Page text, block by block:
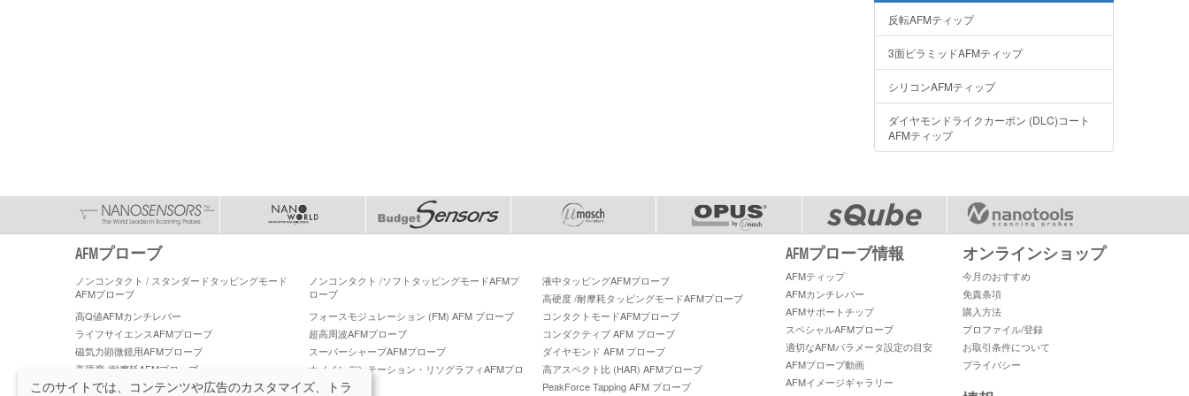
反転AFMティップ
3面ピラミッドAFMティップ
シリコンAFMティップ
ダイヤモンドライクカーボン (DLC)コート
AFMティップ
AFMプローブ
ノンコンタクト / スタンダードタッピングモード
AFMプローブ
ノンコンタクト /ソフトタッピングモードAFMプ
ローブ
液中タッピングAFMプローブ
高硬度 /耐摩耗タッピングモードAFMプローブ
高Q値AFMカンチレバー
フォースモジュレーション (FM) AFM プローブ
コンタクトモードAFMプローブ
ライフサイエンスAFMプローブ
超高周波AFMプローブ
コンダクティブ AFM プローブ
磁気力顕微鏡用AFMプローブ
スーパーシャープAFMプローブ
ダイヤモンド AFM プローブ
高硬度 /耐摩耗AFMプローブ
ナノインデンテーション・リソグラフィAFMプロ
ーブ
高アスペクト比 (HAR) AFMプローブ
PeakForce Tapping AFM プローブ
AFMプローブ情報
AFMティップ
AFMカンチレバー
AFMサポートチップ
スペシャルAFMプローブ
適切なAFMパラメータ設定の目安
AFMプローブ動画
AFMイメージギャラリー
オンラインショップ
今月のおすすめ
免責条項
購入方法
プロファイル/登録
お取引条件について
プライバシー
このサイトでは、コンテンツや広告のカスタマイズ、トラ